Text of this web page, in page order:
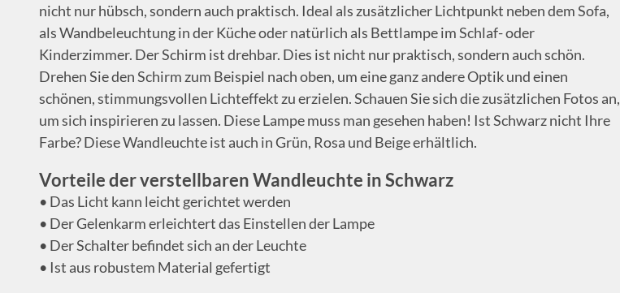
nicht nur hübsch, sondern auch praktisch. Ideal als zusätzlicher Lichtpunkt neben dem Sofa,
als Wandbeleuchtung in der Küche oder natürlich als Bettlampe im Schlaf- oder
Kinderzimmer. Der Schirm ist drehbar. Dies ist nicht nur praktisch, sondern auch schön.
Drehen Sie den Schirm zum Beispiel nach oben, um eine ganz andere Optik und einen
schönen, stimmungsvollen Lichteffekt zu erzielen. Schauen Sie sich die zusätzlichen Fotos an,
um sich inspirieren zu lassen. Diese Lampe muss man gesehen haben! Ist Schwarz nicht Ihre
Farbe? Diese Wandleuchte ist auch in Grün, Rosa und Beige erhältlich.
Vorteile der verstellbaren Wandleuchte in Schwarz
• Das Licht kann leicht gerichtet werden
• Der Gelenkarm erleichtert das Einstellen der Lampe
• Der Schalter befindet sich an der Leuchte
• Ist aus robustem Material gefertigt